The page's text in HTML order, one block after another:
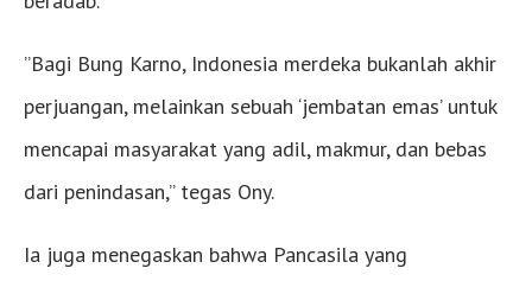
​”Bagi Bung Karno, Indonesia merdeka bukanlah akhir
perjuangan, melainkan sebuah ‘jembatan emas’ untuk
mencapai masyarakat yang adil, makmur, dan bebas
dari penindasan,” tegas Ony.
​Ia juga menegaskan bahwa Pancasila yang